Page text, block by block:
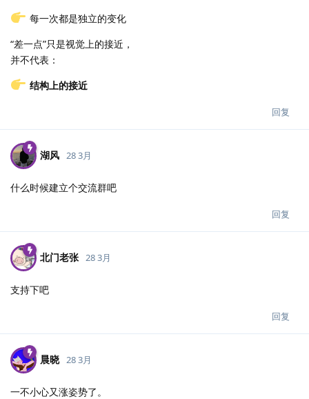
每一次都是独立的变化
“差一点”只是视觉上的接近，
并不代表：
结构上的接近
回复
湖风 28 3月
什么时候建立个交流群吧
回复
北门老张 28 3月
支持下吧
回复
晨晓 28 3月
一不小心又涨姿势了。